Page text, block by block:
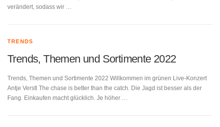
verändert, sodass wir …
TRENDS
Trends, Themen und Sortimente 2022
Trends, Themen und Sortimente 2022 Willkommen im grünen Live-Konzert
Antje Verstl The chase is better than the catch. Die Jagd ist besser als der
Fang. Einkaufen macht glücklich. Je höher …